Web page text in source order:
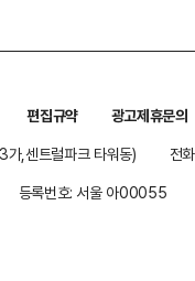
편집규약
광고제휴문의
가,센트럴파크 타워동)
전
등록번호: 서울 아00055